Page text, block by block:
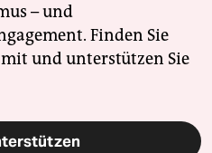
– und
Finden Sie
mit und unterstützen Sie